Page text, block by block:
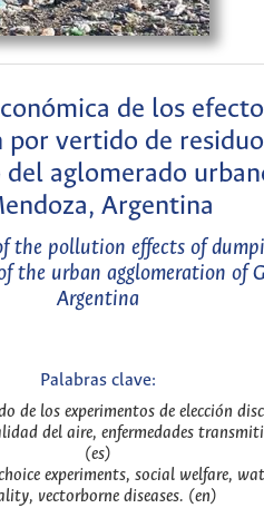
de los
por vertido de
del aglomerado
Argentina
the pollution effects of
the urban agglomeration of
Argentina
Palabras clave:
de los experimentos de elección
del aire, enfermedades
(es)
experiments, social welfare,
vectorborne diseases. (en)